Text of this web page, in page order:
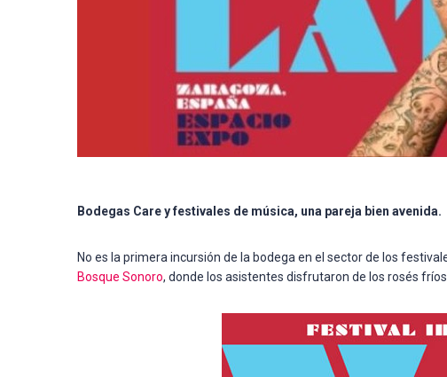
Bodegas Care y festivales de música, una pareja bien avenida.
No es la primera incursión de la bodega en el sector de los
Bosque Sonoro, donde los asistentes disfrutaron de los rosés